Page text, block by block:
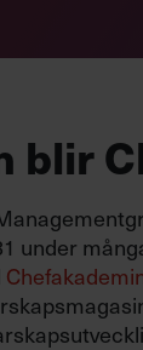
blir
under